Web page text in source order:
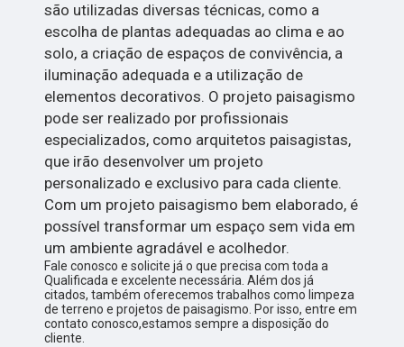
são utilizadas diversas técnicas, como a
escolha de plantas adequadas ao clima e ao
solo, a criação de espaços de convivência, a
iluminação adequada e a utilização de
elementos decorativos. O projeto paisagismo
pode ser realizado por profissionais
especializados, como arquitetos paisagistas,
que irão desenvolver um projeto
personalizado e exclusivo para cada cliente.
Com um projeto paisagismo bem elaborado, é
possível transformar um espaço sem vida em
um ambiente agradável e acolhedor.
Fale conosco e solicite já o que precisa com toda a
Qualificada e excelente necessária. Além dos já
citados, também oferecemos trabalhos como limpeza
de terreno e projetos de paisagismo. Por isso, entre em
contato conosco,estamos sempre a disposição do
cliente.